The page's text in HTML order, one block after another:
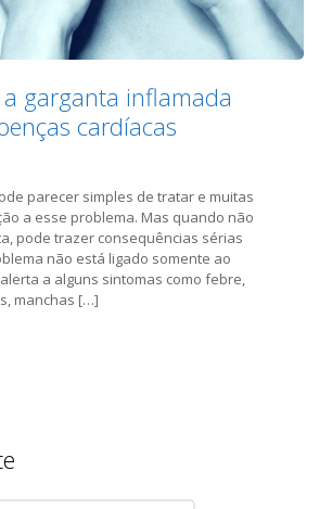
garganta inflamada
cardíacas
parecer simples de tratar e muitas
a esse problema. Mas quando não
pode trazer consequências sérias
não está ligado somente ao
a alguns sintomas como febre,
manchas […]